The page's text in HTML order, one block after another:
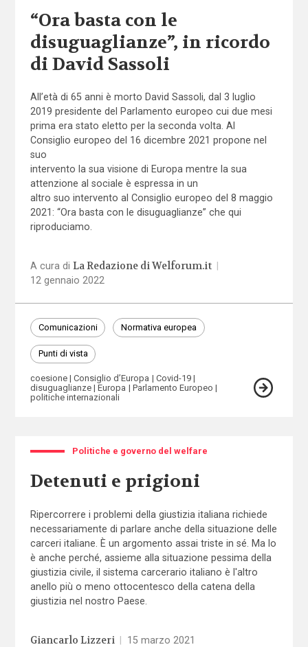
“Ora basta con le
disuguaglianze”, in ricordo
di David Sassoli
All’età di 65 anni è morto David Sassoli, dal 3 luglio
2019 presidente del Parlamento europeo cui due mesi
prima era stato eletto per la seconda volta. Al
Consiglio europeo del 16 dicembre 2021 propone nel
suo
intervento la sua visione di Europa mentre la sua
attenzione al sociale è espressa in un
altro suo intervento al Consiglio europeo del 8 maggio
2021: “Ora basta con le disuguaglianze” che qui
riproduciamo.
A cura di La Redazione di Welforum.it
12 gennaio 2022
Comunicazioni Normativa europea
Punti di vista
coesione Consiglio d’Europa
Covid-19
disuguaglianze
Europa
Parlamento Europeo
politiche internazionali
Politiche e governo del welfare
Detenuti e prigioni
Ripercorrere i problemi della giustizia italiana richiede
necessariamente di parlare anche della situazione delle
carceri italiane. È un argomento assai triste in sé. Ma lo
è anche perché, assieme alla situazione pessima della
giustizia civile, il sistema carcerario italiano è l'altro
anello più o meno ottocentesco della catena della
giustizia nel nostro Paese.
Giancarlo Lizzeri 15 marzo 2021